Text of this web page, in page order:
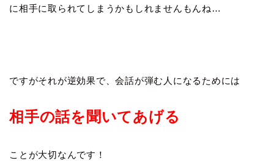
に相手に取られてしまうかもしれませんもんね…
ですがそれが逆効果で、会話が弾む人になるためには
相手の話を聞いてあげる
ことが大切なんです！